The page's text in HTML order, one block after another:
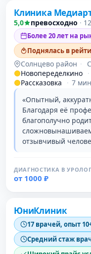
Клиника
5,0 превосходно ·
Более 20 лет на
Поднялась в
Солнцево район ·
Новопеределкино ·
Рассказовка
· 7
«Опытный,
Благодаря её
благополучно
отзывчивый
ДИАГНОСТИКА В
от 1000 ₽
Проверено
ЮниКлиник
17 врачей, опыт
Средний стаж